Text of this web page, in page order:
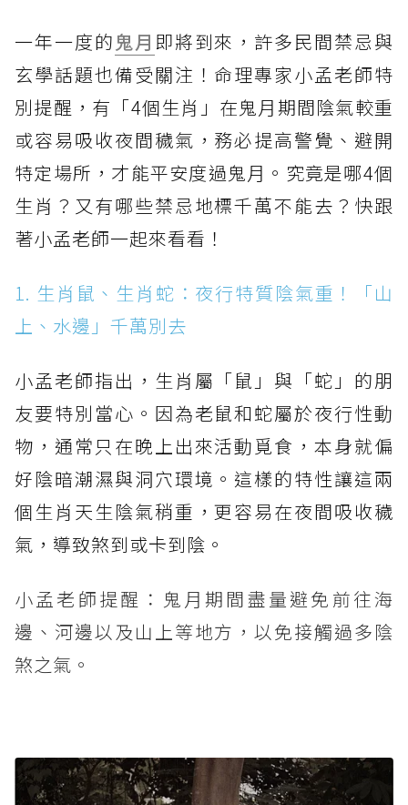
一年一度的鬼月 即將到來，許多民間禁忌與
玄學話題也備受關注！命理專家小孟老師特
別提醒，有「4個生肖」在鬼月期間陰氣較重
或容易吸收夜間穢氣，務必提高警覺、避開
特定場所，才能平安度過鬼月。究竟是哪4個
生肖？又有哪些禁忌地標千萬不能去？快跟
著小孟老師一起來看看！
1. 生肖鼠、生肖蛇：夜行特質陰氣重！「山
上、水邊」千萬別去
小孟老師指出，生肖屬「鼠」與「蛇」的朋
友要特別當心。因為老鼠和蛇屬於夜行性動
物，通常只在晚上出來活動覓食，本身就偏
好陰暗潮濕與洞穴環境。這樣的特性讓這兩
個生肖天生陰氣稍重，更容易在夜間吸收穢
氣，導致煞到或卡到陰。
小孟老師提醒：鬼月期間盡量避免前往海
邊、河邊以及山上等地方，以免接觸過多陰
煞之氣。